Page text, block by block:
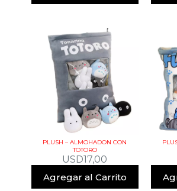
PLUSH – ALMOHADON CON
TOTORO
USD17,00
Agregar al Carrito